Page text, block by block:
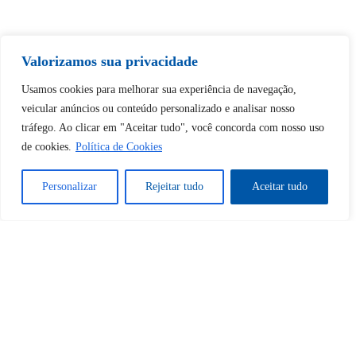
Valorizamos sua privacidade
Usamos cookies para melhorar sua experiência de navegação,
veicular anúncios ou conteúdo personalizado e analisar nosso
tráfego. Ao clicar em "Aceitar tudo", você concorda com nosso uso
de cookies. Política de Cookies
Personalizar Rejeitar tudo Aceitar tudo
desbloquear esta publicação?
Desbloquear esquerda : 0